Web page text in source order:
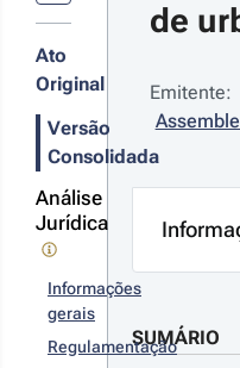
de
01-
Ato
Original
Versão
Consolidada
Análise
Jurídica
Informações
gerais
Regulamentação
de
Emitente:
SUMÁRIO